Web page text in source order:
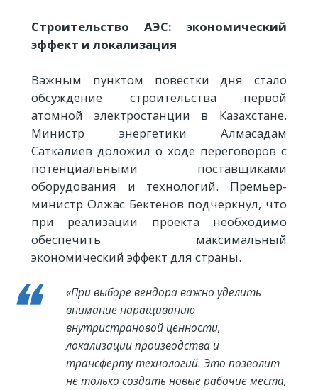
Строительство АЭС: экономический
эффект и локализация
Важным пунктом повестки дня стало
обсуждение строительства первой
атомной электростанции в Казахстане.
Министр энергетики Алмасадам
Саткалиев доложил о ходе переговоров с
потенциальными поставщиками
оборудования и технологий. Премьер-
министр Олжас Бектенов подчеркнул, что
при реализации проекта необходимо
обеспечить максимальный
экономический эффект для страны.
«При выборе вендора важно уделить
внимание наращиванию
внутристрановой ценности,
локализации производства и
трансферту технологий. Это позволит
не только создать новые рабочие места,